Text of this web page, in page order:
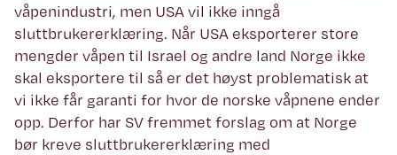
våpenindustri, men USA vil ikke inngå
sluttbrukererklæring. Når USA eksporterer store
mengder våpen til Israel og andre land Norge ikke
skal eksportere til så er det høyst problematisk at
vi ikke får garanti for hvor de norske våpnene ender
opp. Derfor har SV fremmet forslag om at Norge
bør kreve sluttbrukererklæring med